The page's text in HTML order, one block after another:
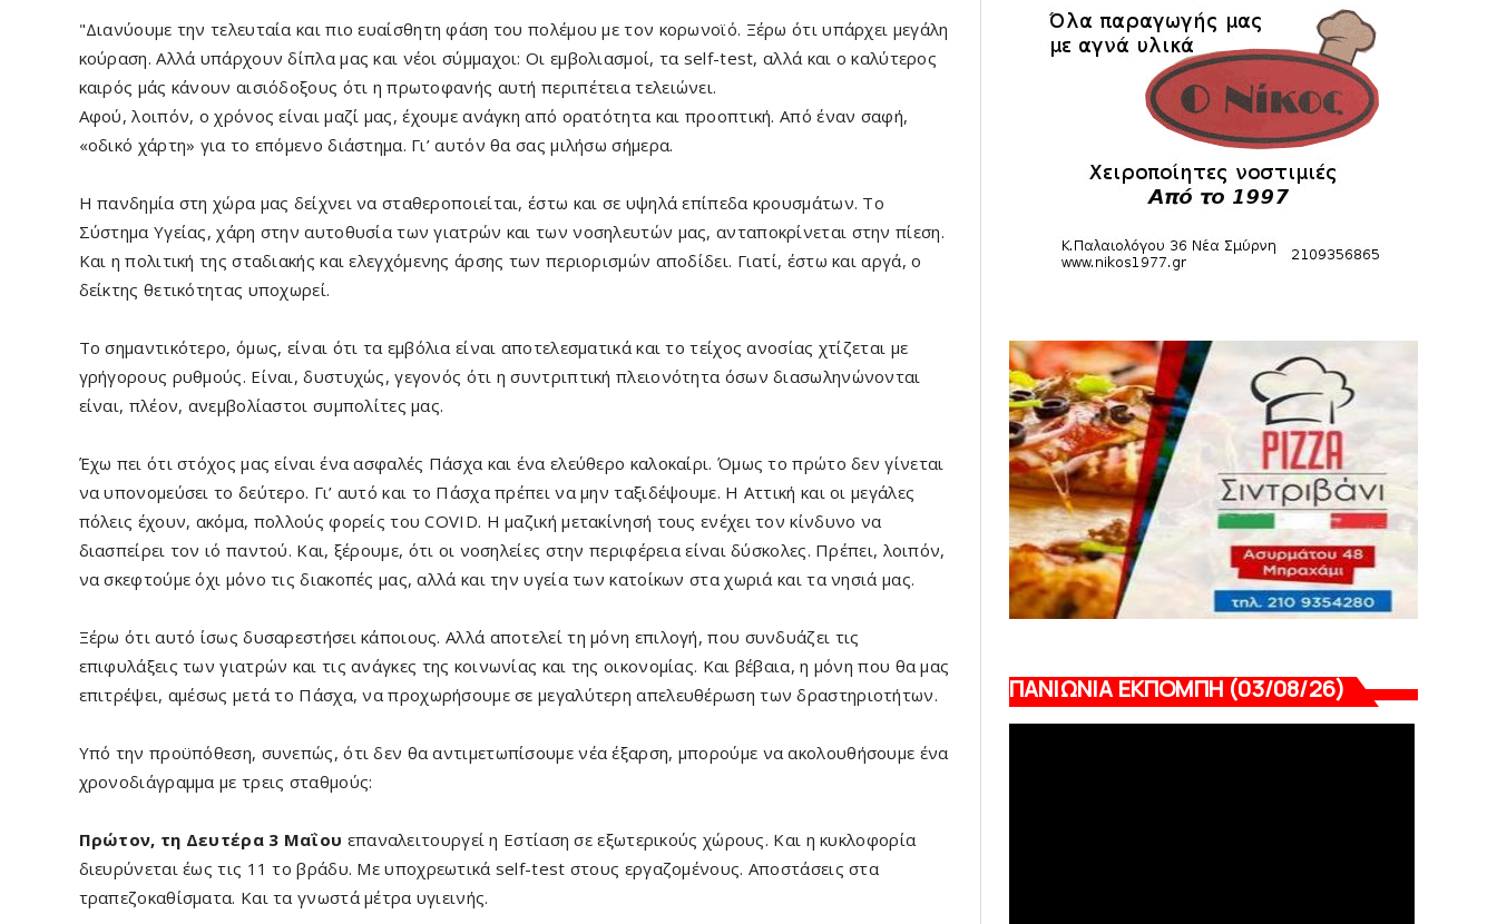
"Διανύουμε την τελευταία και πιο ευαίσθητη φάση του πολέμου με τον κορωνοϊό. Ξέρω ότι υπάρχει μεγάλη
κούραση. Αλλά υπάρχουν δίπλα μας και νέοι σύμμαχοι: Οι εμβολιασμοί, τα self-test, αλλά και ο καλύτερος
καιρός μάς κάνουν αισιόδοξους ότι η πρωτοφανής αυτή περιπέτεια τελειώνει.
Αφού, λοιπόν, ο χρόνος είναι μαζί μας, έχουμε ανάγκη από ορατότητα και προοπτική. Από έναν σαφή,
«οδικό χάρτη» για το επόμενο διάστημα. Γι’ αυτόν θα σας μιλήσω σήμερα.
Η πανδημία στη χώρα μας δείχνει να σταθεροποιείται, έστω και σε υψηλά επίπεδα κρουσμάτων. Το
Σύστημα Υγείας, χάρη στην αυτοθυσία των γιατρών και των νοσηλευτών μας, ανταποκρίνεται στην πίεση.
Και η πολιτική της σταδιακής και ελεγχόμενης άρσης των περιορισμών αποδίδει. Γιατί, έστω και αργά, ο
δείκτης θετικότητας υποχωρεί.
Το σημαντικότερο, όμως, είναι ότι τα εμβόλια είναι αποτελεσματικά και το τείχος ανοσίας χτίζεται με
γρήγορους ρυθμούς. Είναι, δυστυχώς, γεγονός ότι η συντριπτική πλειονότητα όσων διασωληνώνονται
είναι, πλέον, ανεμβολίαστοι συμπολίτες μας.
Έχω πει ότι στόχος μας είναι ένα ασφαλές Πάσχα και ένα ελεύθερο καλοκαίρι. Όμως το πρώτο δεν γίνεται
να υπονομεύσει το δεύτερο. Γι’ αυτό και το Πάσχα πρέπει να μην ταξιδέψουμε. Η Αττική και οι μεγάλες
πόλεις έχουν, ακόμα, πολλούς φορείς του CΟVID. Η μαζική μετακίνησή τους ενέχει τον κίνδυνο να
διασπείρει τον ιό παντού. Και, ξέρουμε, ότι οι νοσηλείες στην περιφέρεια είναι δύσκολες. Πρέπει, λοιπόν,
να σκεφτούμε όχι μόνο τις διακοπές μας, αλλά και την υγεία των κατοίκων στα χωριά και τα νησιά μας.
Ξέρω ότι αυτό ίσως δυσαρεστήσει κάποιους. Αλλά αποτελεί τη μόνη επιλογή, που συνδυάζει τις
επιφυλάξεις των γιατρών και τις ανάγκες της κοινωνίας και της οικονομίας. Και βέβαια, η μόνη που θα μας
επιτρέψει, αμέσως μετά το Πάσχα, να προχωρήσουμε σε μεγαλύτερη απελευθέρωση των δραστηριοτήτων.
Υπό την προϋπόθεση, συνεπώς, ότι δεν θα αντιμετωπίσουμε νέα έξαρση, μπορούμε να ακολουθήσουμε ένα
χρονοδιάγραμμα με τρεις σταθμούς:
Πρώτον, τη Δευτέρα 3 Μαΐου επαναλειτουργεί η Εστίαση σε εξωτερικούς χώρους. Και η κυκλοφορία
διευρύνεται έως τις 11 το βράδυ. Με υποχρεωτικά self-test στους εργαζομένους. Αποστάσεις στα
τραπεζοκαθίσματα. Και τα γνωστά μέτρα υγιεινής.
August 07, 2026
KARA TALKS
«Kara Talks»: LIVE 21:00
August 07, 2026
SLIDE
Κύπελλο: Την Τετάρτη 19 Αυγούστου το
Νίκη Βόλου - Πανιώνιος
HEADLINES
KARA TALKS
«Kara Talks» LIVE: Παρασκευή στις 21:00
August 06, 2026
ΠΑΝΙΩΝΙΑ ΕΚΠΟΜΠΗ (03/08/26)